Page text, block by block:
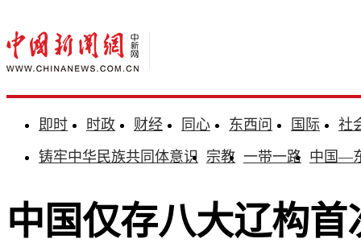
即时 时政 财经 同心 东西问 国际
社
铸牢中华民族共同体意识 宗教 一带一路 中国—
中国仅存八大辽构首